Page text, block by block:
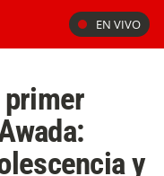
EN VIVO
primer
y